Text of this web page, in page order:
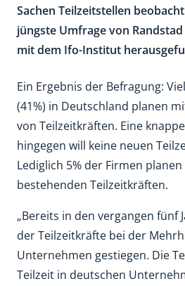
Sachen Teilzeitstellen
jüngste Umfrage von
mit dem Ifo-Institut
Ein Ergebnis der Befragung:
(41%) in Deutschland planen
von Teilzeitkräften. Eine
hingegen will keine neuen
Lediglich 5% der Firmen
bestehenden Teilzeitkräften.
„Bereits in den vergangen fünf
der Teilzeitkräfte bei der
Unternehmen gestiegen. Die
Teilzeit in deutschen